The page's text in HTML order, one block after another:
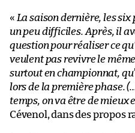
« La saison dernière, les
un peu difficiles. Après, il
question pour réaliser ce
veulent pas revivre le
surtout en championnat,
lors de la première phase.
temps, on va être de mieux
Cévenol, dans des propos